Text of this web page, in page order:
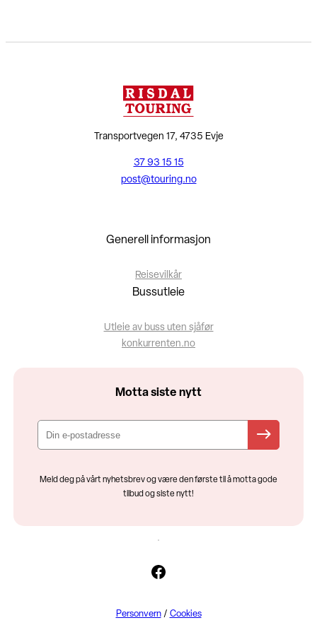
Transportvegen 17, 4735 Evje
37 93 15 15
post@touring.no
Generell informasjon
Reisevilkår
Bussutleie
Utleie av buss uten sjåfør
konkurrenten.no
Motta siste nytt
Meld deg på vårt nyhetsbrev og være den første til å motta gode
tilbud og siste nytt!
Facebook
Personvern/ Cookies